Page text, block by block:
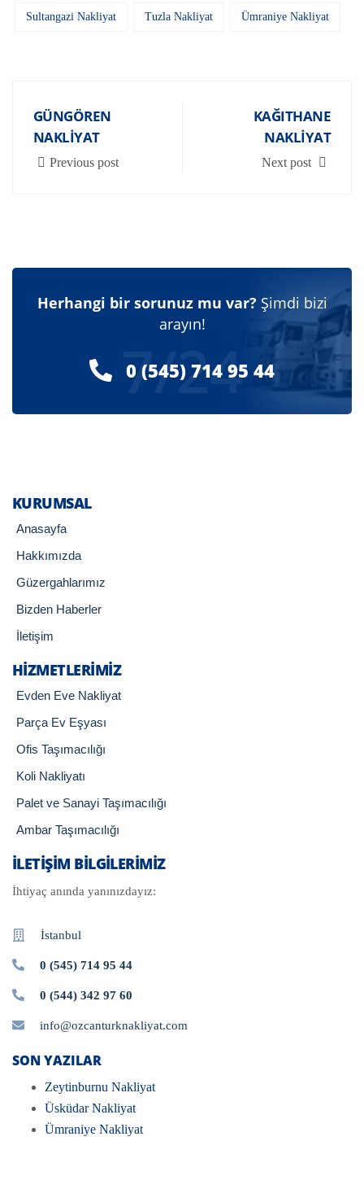
Sultangazi Nakliyat Tuzla Nakliyat Ümraniye Nakliyat
GÜNGÖREN
NAKLIYAT
Previous post
KAĞITHANE
NAKLIYAT
Next post
Herhangi bir sorunuz mu var?Şimdi bizi
arayın!
0 (545) 714 95 44
7/24
KURUMSAL
Anasayfa
Hakkımızda
Güzergahlarımız
Bizden Haberler
İletişim
HIZMETLERIMIZ
Evden Eve Nakliyat
Parça Ev Eşyası
Ofis Taşımacılığı
Koli Nakliyatı
Palet ve Sanayi Taşımacılığı
Ambar Taşımacılığı
İLETIŞIM BILGILERIMIZ
İhtiyaç anında yanınızdayız:
İstanbul
0 (545) 714 95 44
0 (544) 342 97 60
info@ozcanturknakliyat.com
SON YAZILAR
Zeytinburnu Nakliyat
Üsküdar Nakliyat
Ümraniye Nakliyat